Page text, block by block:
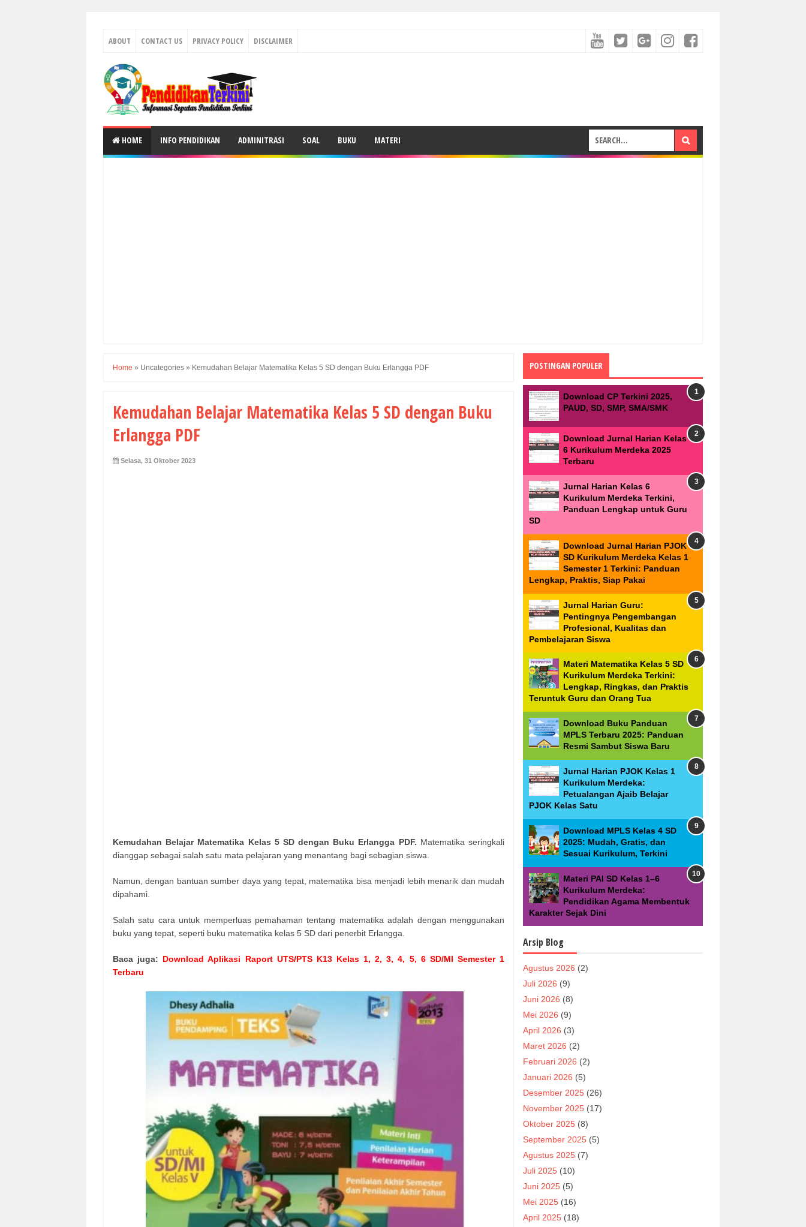
ABOUT CONTACT US PRIVACY POLICY DISCLAIMER
HOME INFO PENDIDIKAN ADMINITRASI SOAL BUKU MATERI
Home » Uncategories » Kemudahan Belajar Matematika Kelas 5 SD dengan Buku Erlangga PDF
Kemudahan Belajar Matematika Kelas 5 SD dengan Buku
Erlangga PDF
Selasa, 31 Oktober 2023
Kemudahan Belajar Matematika Kelas 5 SD dengan Buku Erlangga PDF. Matematika seringkali
dianggap sebagai salah satu mata pelajaran yang menantang bagi sebagian siswa.
Namun, dengan bantuan sumber daya yang tepat, matematika bisa menjadi lebih menarik dan mudah
dipahami.
Salah satu cara untuk memperluas pemahaman tentang matematika adalah dengan menggunakan
buku yang tepat, seperti buku matematika kelas 5 SD dari penerbit Erlangga.
Baca juga: Download Aplikasi Raport UTS/PTS K13 Kelas 1, 2, 3, 4, 5, 6 SD/MI Semester 1
Terbaru
POSTINGAN POPULER
Download CP Terkini 2025,
PAUD, SD, SMP, SMA/SMK
Download Jurnal Harian Kelas
6 Kurikulum Merdeka 2025
Terbaru
Jurnal Harian Kelas 6
Kurikulum Merdeka Terkini,
Panduan Lengkap untuk Guru
SD
Download Jurnal Harian PJOK
SD Kurikulum Merdeka Kelas 1
Semester 1 Terkini: Panduan
Lengkap, Praktis, Siap Pakai
Jurnal Harian Guru:
Pentingnya Pengembangan
Profesional, Kualitas dan
Pembelajaran Siswa
Materi Matematika Kelas 5 SD
Kurikulum Merdeka Terkini:
Lengkap, Ringkas, dan Praktis
Teruntuk Guru dan Orang Tua
Download Buku Panduan
MPLS Terbaru 2025: Panduan
Resmi Sambut Siswa Baru
Jurnal Harian PJOK Kelas 1
Kurikulum Merdeka:
Petualangan Ajaib Belajar
PJOK Kelas Satu
Download MPLS Kelas 4 SD
2025: Mudah, Gratis, dan
Sesuai Kurikulum, Terkini
Materi PAI SD Kelas 1–6
Kurikulum Merdeka:
Pendidikan Agama Membentuk
Karakter Sejak Dini
Arsip Blog
Agustus 2026 (2)
Juli 2026 (9)
Juni 2026 (8)
Mei 2026 (9)
April 2026 (3)
Maret 2026 (2)
Februari 2026 (2)
Januari 2026 (5)
Desember 2025 (26)
November 2025 (17)
Oktober 2025 (8)
September 2025 (5)
Agustus 2025 (7)
Juli 2025 (10)
Juni 2025 (5)
Mei 2025 (16)
April 2025 (18)